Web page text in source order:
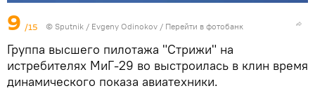
9 /15 © Sputnik / Evgeny Odinokov / Перейти в фотобанк
Группа высшего пилотажа "Стрижи" на
истребителях МиГ-29 во выстроилась в клин время
динамического показа авиатехники.